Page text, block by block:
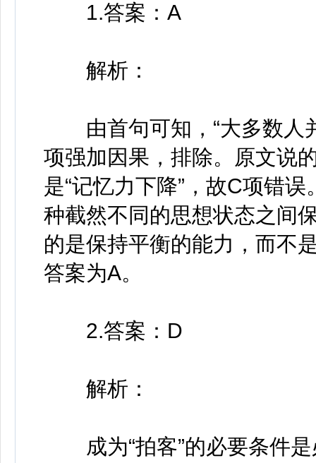
1.答案：A
解析：
由首句可知，“大多数人
项强加因果，排除。原文说
是“记忆力下降”，故C项错
种截然不同的思想状态之间
的是保持平衡的能力，而不
答案为A。
2.答案：D
解析：
成为“拍客”的必要条件是